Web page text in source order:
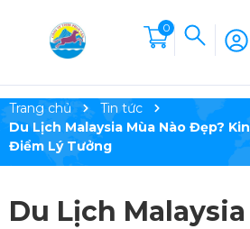
0
Trang chủ
Tin tức
Du Lịch Malaysia Mùa Nào Đẹp?
Điểm Lý Tưởng
Du Lịch